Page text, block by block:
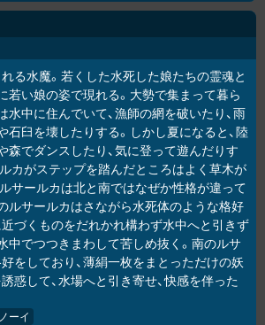
る水魔。若くした水死した娘たちの霊魂と
若い娘の姿で現れる。大勢で集まって暮ら
水中に住んでいて、漁師の網を破いたり、雨
石臼を壊したりする。しかし夏になると、陸
森でダンスしたり、気に登って遊んだりす
カがステップを踏んだところはよく草木が
サールカは北と南ではなぜか性格が違って
ルサールカはさながら水死体のような格好
づくものをだれかれ構わず水中へと引きず
中でつつきまわして苦しめ抜く。南のルサ
をしており、薄絹一枚をまとっただけの妖
惑して、水場へと引き寄せ、快感を伴った
ーイ